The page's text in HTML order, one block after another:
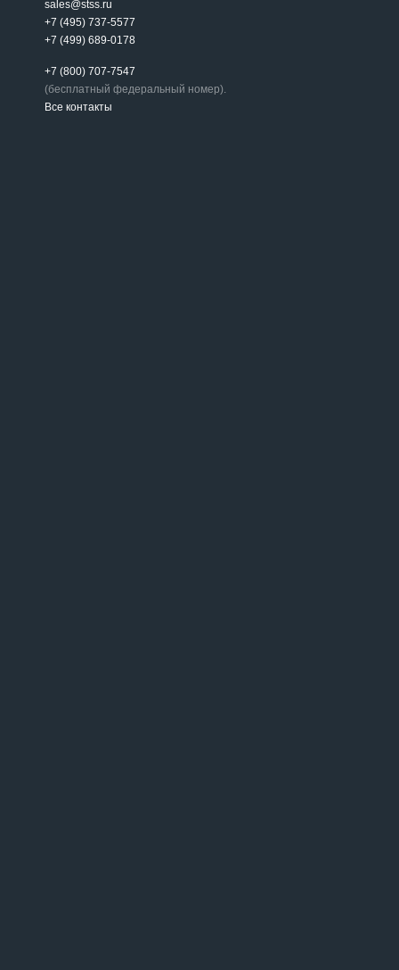
sales@stss.ru
+7 (495) 737-5577
+7 (499) 689-0178
+7 (800) 707-7547
(бесплатный федеральный номер).
Все контакты